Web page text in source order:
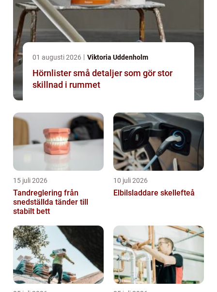
01 augusti 2026 Viktoria Uddenholm
Hörnlister små detaljer som gör stor
skillnad i rummet
15 juli 2026
Tandreglering från
snedställda tänder till
stabilt bett
10 juli 2026
Elbilsladdare skellefteå